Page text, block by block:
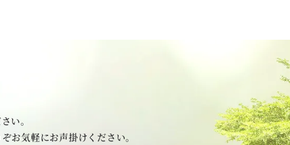
い。
お気軽にお声掛けください。